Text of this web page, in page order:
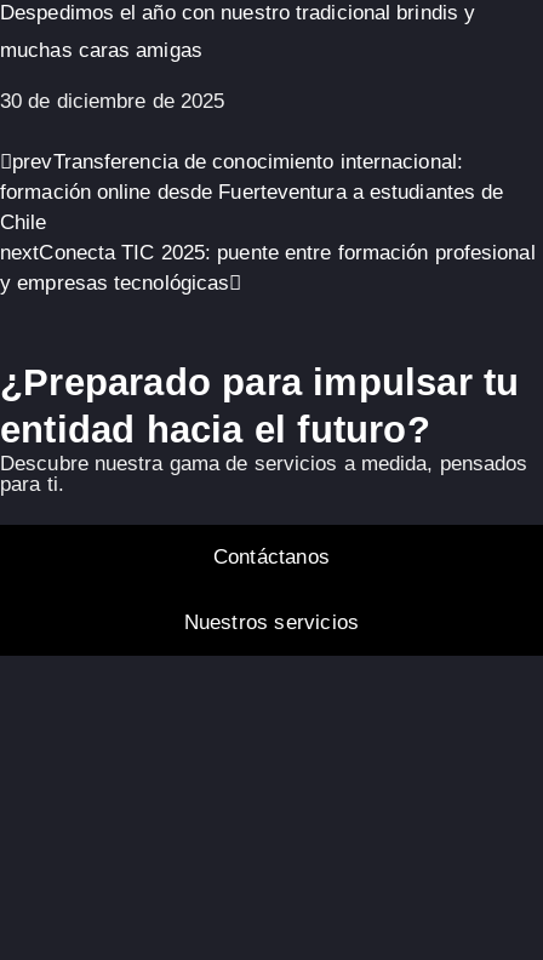
Despedimos el año con nuestro tradicional brindis y
muchas caras amigas
30 de diciembre de 2025
prevTransferencia de conocimiento internacional:
formación online desde Fuerteventura a estudiantes de
Chile
nextConecta TIC 2025: puente entre formación profesional
y empresas tecnológicas
¿Preparado para impulsar tu
entidad hacia el futuro?
Descubre nuestra gama de servicios a medida, pensados
para ti.
Contáctanos
Nuestros servicios